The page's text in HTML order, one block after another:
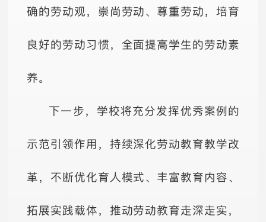
确的劳动观，崇尚劳动、尊重劳动，培育
良好的劳动习惯，全面提高学生的劳动素
养。
下一步，学校将充分发挥优秀案例的
示范引领作用，持续深化劳动教育教学改
革，不断优化育人模式、丰富教育内容、
拓展实践载体，推动劳动教育走深走实，